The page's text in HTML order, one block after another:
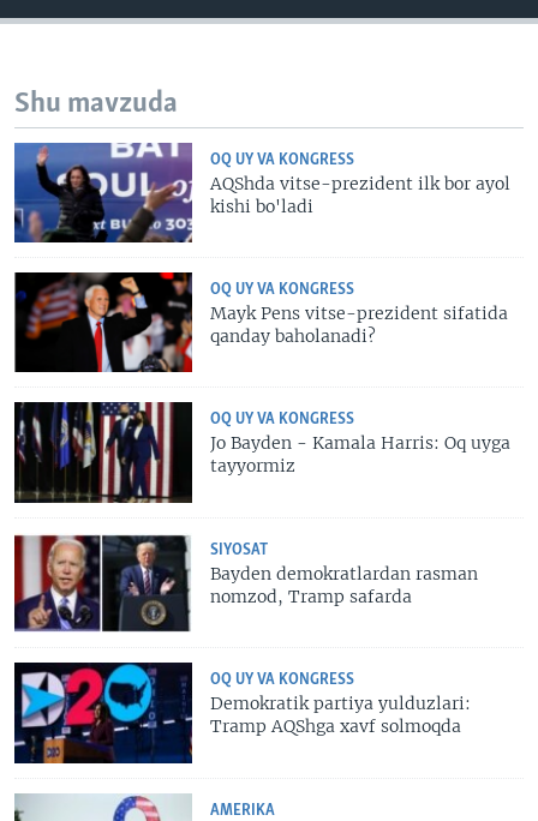
Shu mavzuda
OQ UY VA KONGRESS
AQShda vitse-prezident ilk bor ayol
kishi bo'ladi
OQ UY VA KONGRESS
Mayk Pens vitse-prezident sifatida
qanday baholanadi?
OQ UY VA KONGRESS
Jo Bayden - Kamala Harris: Oq uyga
tayyormiz
SIYOSAT
Bayden demokratlardan rasman
nomzod, Tramp safarda
OQ UY VA KONGRESS
Demokratik partiya yulduzlari:
Tramp AQShga xavf solmoqda
AMERIKA